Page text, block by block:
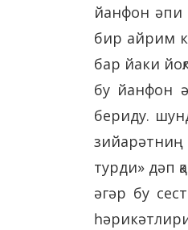
йанфон әпи
бир айрим
бар йаки
бу йанфон
бериду.
зийарәтниң
турди» дәп
әгәр бу